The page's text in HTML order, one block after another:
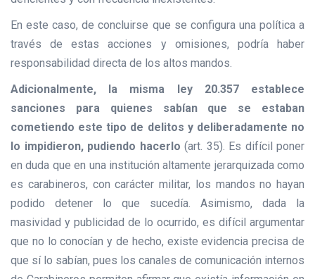
En este caso, de concluirse que se configura una política a
través de estas acciones y omisiones, podría haber
responsabilidad directa de los altos mandos.
Adicionalmente, la misma ley 20.357 establece
sanciones para quienes sabían que se estaban
cometiendo este tipo de delitos y deliberadamente no
lo impidieron, pudiendo hacerlo (art. 35). Es difícil poner
en duda que en una institución altamente jerarquizada como
es carabineros, con carácter militar, los mandos no hayan
podido detener lo que sucedía. Asimismo, dada la
masividad y publicidad de lo ocurrido, es difícil argumentar
que no lo conocían y de hecho, existe evidencia precisa de
que sí lo sabían, pues los canales de comunicación internos